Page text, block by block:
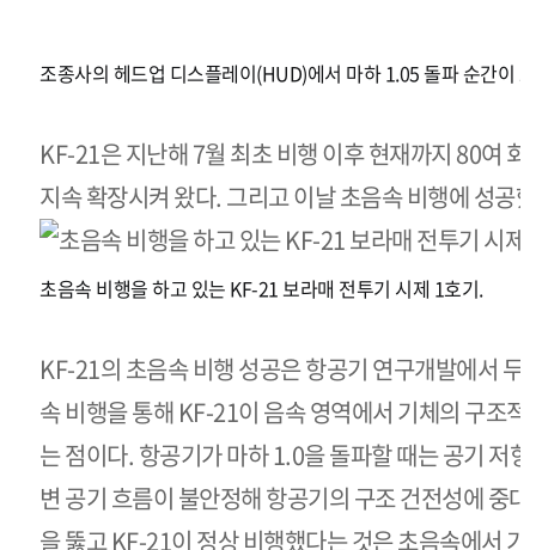
조종사의 헤드업 디스플레이(HUD)에서 마하 1.05 돌파 순간이
KF-21은 지난해 7월 최초 비행 이후 현재까지 80여
지속 확장시켜 왔다. 그리고 이날 초음속 비행에 성공
초음속 비행을 하고 있는 KF-21 보라매 전투기 시제 1호기.
KF-21의 초음속 비행 성공은 항공기 연구개발에서
속 비행을 통해 KF-21이 음속 영역에서 기체의 구조
는 점이다. 항공기가 마하 1.0을 돌파할 때는 공기 저
변 공기 흐름이 불안정해 항공기의 구조 건전성에 중
을 뚫고 KF-21이 정상 비행했다는 것은 초음속에서